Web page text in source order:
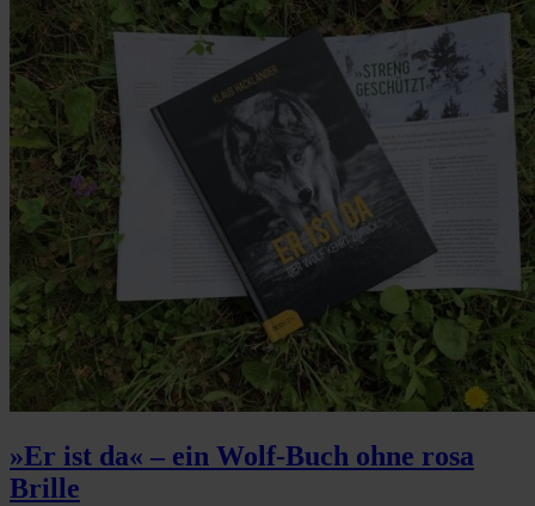
»Er ist da« – ein Wolf-Buch ohne rosa
Brille